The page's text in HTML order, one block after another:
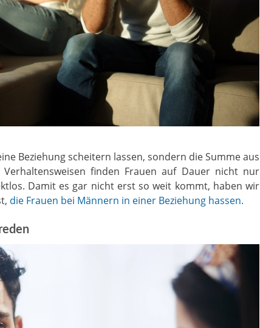
Beziehung scheitern lassen, sondern die Summe aus
finden Frauen auf Dauer nicht nur
Damit es gar nicht erst so weit kommt, haben wir
die Frauen bei Männern in einer Beziehung hassen.